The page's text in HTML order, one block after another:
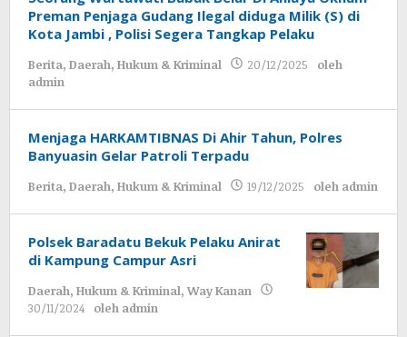
Kriminal,
Lampung
21/05/2026
Preman Penjaga Gudang Ilegal diduga Milik (S) di
Kota Jambi , Polisi Segera Tangkap Pelaku
Berita, Daerah, Hukum & Kriminal 20/12/2025
oleh
admin
Menjaga HARKAMTIBNAS Di Ahir Tahun, Polres
Banyuasin Gelar Patroli Terpadu
Berita, Daerah, Hukum & Kriminal 19/12/2025 oleh admin
Polsek Baradatu Bekuk Pelaku Anirat
di Kampung Campur Asri
Daerah, Hukum & Kriminal, Way Kanan
30/11/2024
oleh admin